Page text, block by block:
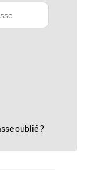
oublié ?